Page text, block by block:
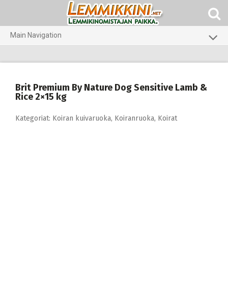
Main Navigation
Pieneläimet
Brit Premium By Nature Dog Sensitive Lamb &
Rice 2×15 kg
Kategoriat: Koiran kuivaruoka, Koiranruoka, Koirat